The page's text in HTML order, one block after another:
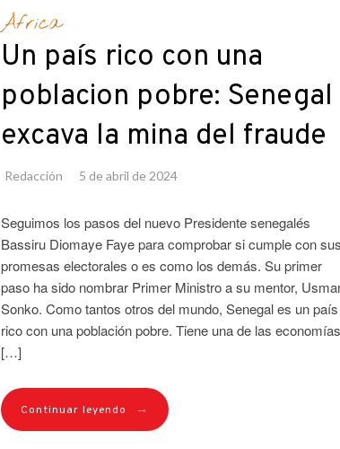
África
Un país rico con una
poblacion pobre: Senegal
excava la mina del fraude
Redacción 5 de abril de 2024
Seguimos los pasos del nuevo Presidente senegalés
Bassiru Diomaye Faye para comprobar si cumple con sus
promesas electorales o es como los demás. Su primer
paso ha sido nombrar Primer Ministro a su mentor,
Sonko. Como tantos otros del mundo, Senegal es un país
rico con una población pobre. Tiene una de las economías
[…]
Continuar leyendo →